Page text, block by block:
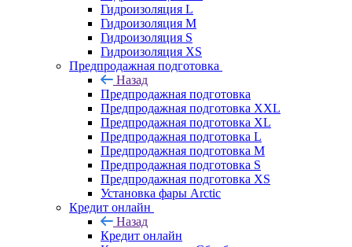
Гидроизоляция L
Гидроизоляция M
Гидроизоляция S
Гидроизоляция XS
Предпродажная подготовка
Назад
Предпродажная подготовка
Предпродажная подготовка XXL
Предпродажная подготовка XL
Предпродажная подготовка L
Предпродажная подготовка M
Предпродажная подготовка S
Предпродажная подготовка XS
Установка фары Arctic
Кредит онлайн
Назад
Кредит онлайн